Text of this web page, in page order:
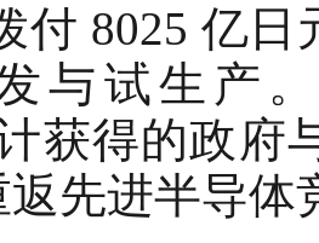
付 8025 亿
与试生产
获得的政
先进半导